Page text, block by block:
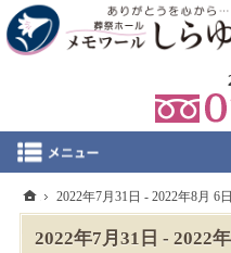
2022年7月31日 - 2022
ホーム
2022年7月31日 - 2022年8月 6日